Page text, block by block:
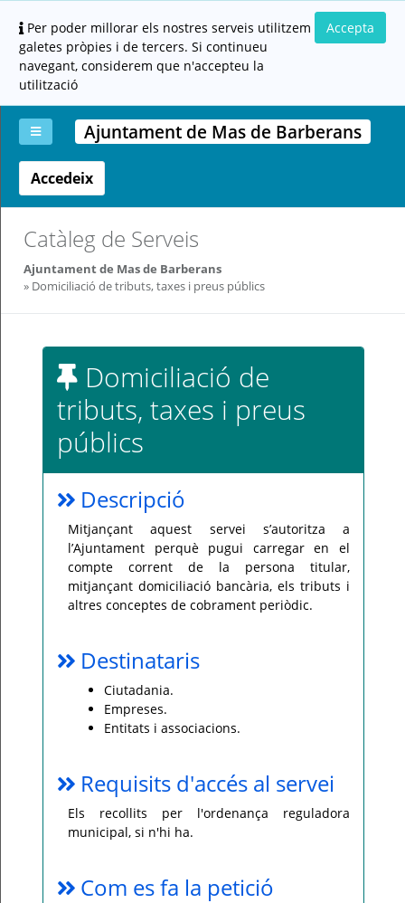
Per poder millorar els nostres serveis utilitzem
galetes pròpies i de tercers. Si continueu
navegant, considerem que n'accepteu la
utilització
Accepta
La
meva
carpeta
Aportar
documentació
Carpeta
ciutadana
(altres
administracions)
Altres
Ajuda
incidència,
Ajuntament de Mas de Barberans
Accedeix
Catàleg de Serveis
Ajuntament de Mas de Barberans
Domiciliació de tributs, taxes i preus públics
Domiciliació de
tributs, taxes i preus
públics
Descripció
Mitjançant aquest servei s’autoritza a
l’Ajuntament perquè pugui carregar en el
compte corrent de la persona titular,
mitjançant domiciliació bancària, els tributs i
altres conceptes de cobrament periòdic.
Destinataris
Ciutadania.
Empreses.
Entitats i associacions.
Requisits d'accés al servei
Els recollits per l'ordenança reguladora
municipal, si n'hi ha.
Com es fa la petició